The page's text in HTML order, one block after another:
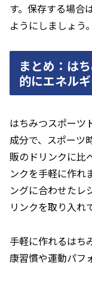
す。保存する場合
ようにしましょう。
まとめ：は
的にエネル
はちみつスポーツ
成分で、スポーツ
販のドリンクに比
ンクを手軽に作れ
ングに合わせたレ
リンクを取り入れ
手軽に作れるはち
康習慣や運動パフ